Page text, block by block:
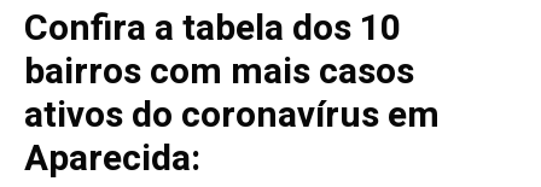
Confira a tabela dos 10
bairros com mais casos
ativos do coronavírus em
Aparecida: